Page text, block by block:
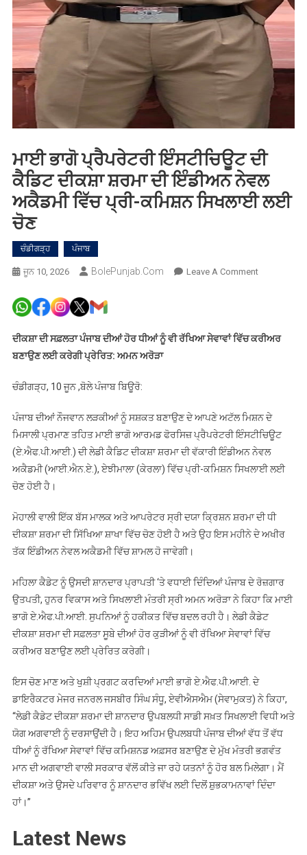
ਮਾਈ ਭਾਗੋ ਪ੍ਰੈਪਰੇਟਰੀ ਇੰਸਟੀਚਿਊਟ ਦੀ
ਕੈਡਿਟ ਦੀਕਸ਼ਾ ਸ਼ਰਮਾ ਦੀ ਇੰਡੀਅਨ ਨੇਵਲ
ਅਕੈਡਮੀ ਵਿੱਚ ਪ੍ਰੀ-ਕਮਿਸ਼ਨ ਸਿਖਲਾਈ ਲਈ
ਚੋਣ
ਚੰਡੀਗੜ੍ਹ ਪੰਜਾਬ
ਜੂਨ 10, 2026 BolePunjab.com Leave A CommentOn
ਇੰਸਟੀਚਿਊਟ
ਦੀ
ਇੰਡੀਅਨ
ਸਿਖਲਾਈ
ਲਈ
ਦੀਕਸ਼ਾ ਦੀ ਸਫ਼ਲਤਾ ਪੰਜਾਬ ਦੀਆਂ ਹੋਰ ਧੀਆਂ ਨੂੰ ਵੀ ਰੱਖਿਆ ਸੇਵਾਵਾਂ ਵਿੱਚ ਕਰੀਅਰ
ਬਣਾਉਣ ਲਈ ਕਰੇਗੀ ਪ੍ਰੇਰਿਤ: ਅਮਨ ਅਰੋੜਾ
ਚੰਡੀਗੜ੍ਹ, 10 ਜੂਨ ,ਬੋਲੇ ਪੰਜਾਬ ਬਿਊਰੋ:
ਪੰਜਾਬ ਦੀਆਂ ਨੌਜਵਾਨ ਲੜਕੀਆਂ ਨੂੰ ਸਸ਼ਕਤ ਬਣਾਉਣ ਦੇ ਆਪਣੇ ਅਟੱਲ ਮਿਸ਼ਨ ਦੇ
ਮਿਸਾਲੀ ਪ੍ਰਮਾਣ ਤਹਿਤ ਮਾਈ ਭਾਗੋ ਆਰਮਡ ਫੋਰਸਿਜ਼ ਪ੍ਰੈਪਰੇਟਰੀ ਇੰਸਟੀਚਿਊਟ
(ਏ.ਐਫ.ਪੀ.ਆਈ.) ਦੀ ਲੇਡੀ ਕੈਡਿਟ ਦੀਕਸ਼ਾ ਸ਼ਰਮਾ ਦੀ ਵੱਕਾਰੀ ਇੰਡੀਅਨ ਨੇਵਲ
ਅਕੈਡਮੀ (ਆਈ.ਐਨ.ਏ.), ਏਝੀਮਾਲਾ (ਕੇਰਲਾ) ਵਿੱਚ ਪ੍ਰੀ-ਕਮਿਸ਼ਨ ਸਿਖਲਾਈ ਲਈ
ਚੋਣ ਹੋਈ ਹੈ।
ਮੋਹਾਲੀ ਵਾਲੀ ਇੱਕ ਬੱਸ ਮਾਲਕ ਅਤੇ ਆਪਰੇਟਰ ਸ੍ਰੀ ਦਯਾ ਕ੍ਰਿਸ਼ਨ ਸ਼ਰਮਾ ਦੀ ਧੀ
ਦੀਕਸ਼ਾ ਸ਼ਰਮਾ ਦੀ ਸਿੱਖਿਆ ਸ਼ਾਖਾ ਵਿੱਚ ਚੋਣ ਹੋਈ ਹੈ ਅਤੇ ਉਹ ਇਸ ਮਹੀਨੇ ਦੇ ਅਖੀਰ
ਤੱਕ ਇੰਡੀਅਨ ਨੇਵਲ ਅਕੈਡਮੀ ਵਿੱਚ ਸ਼ਾਮਲ ਹੋ ਜਾਵੇਗੀ।
ਮਹਿਲਾ ਕੈਡੇਟ ਨੂੰ ਉਸਦੀ ਸ਼ਾਨਦਾਰ ਪ੍ਰਾਪਤੀ ‘ਤੇ ਵਧਾਈ ਦਿੰਦਿਆਂ ਪੰਜਾਬ ਦੇ ਰੋਜ਼ਗਾਰ
ਉਤਪਤੀ, ਹੁਨਰ ਵਿਕਾਸ ਅਤੇ ਸਿਖਲਾਈ ਮੰਤਰੀ ਸ੍ਰੀ ਅਮਨ ਅਰੋੜਾ ਨੇ ਕਿਹਾ ਕਿ ਮਾਈ
ਭਾਗੋ ਏ.ਐਫ.ਪੀ.ਆਈ. ਸੁਪਨਿਆਂ ਨੂੰ ਹਕੀਕਤ ਵਿੱਚ ਬਦਲ ਰਹੀ ਹੈ। ਲੇਡੀ ਕੈਡੇਟ
ਦੀਕਸ਼ਾ ਸ਼ਰਮਾ ਦੀ ਸਫ਼ਲਤਾ ਸੂਬੇ ਦੀਆਂ ਹੋਰ ਕੁੜੀਆਂ ਨੂੰ ਵੀ ਰੱਖਿਆ ਸੇਵਾਵਾਂ ਵਿੱਚ
ਕਰੀਅਰ ਬਣਾਉਣ ਲਈ ਪ੍ਰੇਰਿਤ ਕਰੇਗੀ।
ਇਸ ਚੋਣ ਮਾਣ ਅਤੇ ਖੁਸ਼ੀ ਪ੍ਰਗਟ ਕਰਦਿਆਂ ਮਾਈ ਭਾਗੋ ਏ.ਐਫ.ਪੀ.ਆਈ. ਦੇ
ਡਾਇਰੈਕਟਰ ਮੇਜਰ ਜਨਰਲ ਜਸਬੀਰ ਸਿੰਘ ਸੰਧੂ, ਏਵੀਐਸਐਮ (ਸੇਵਾਮੁਕਤ) ਨੇ ਕਿਹਾ,
“ਲੇਡੀ ਕੈਡੇਟ ਦੀਕਸ਼ਾ ਸ਼ਰਮਾ ਦੀ ਸ਼ਾਨਦਾਰ ਉਪਬਲਧੀ ਸਾਡੀ ਸਖ਼ਤ ਸਿਖਲਾਈ ਵਿਧੀ ਅਤੇ
ਯੋਗ ਅਗਵਾਈ ਨੂੰ ਦਰਸਾਉਂਦੀ ਹੈ। ਇਹ ਅਹਿਮ ਉਪਲਬਧੀ ਪੰਜਾਬ ਦੀਆਂ ਵੱਧ ਤੋਂ ਵੱਧ
ਧੀਆਂ ਨੂੰ ਰੱਖਿਆ ਸੇਵਾਵਾਂ ਵਿੱਚ ਕਮਿਸ਼ਨਡ ਅਫ਼ਸਰ ਬਣਾਉਣ ਦੇ ਮੁੱਖ ਮੰਤਰੀ ਭਗਵੰਤ
ਮਾਨ ਦੀ ਅਗਵਾਈ ਵਾਲੀ ਸਰਕਾਰ ਵੱਲੋਂ ਕੀਤੇ ਜਾ ਰਹੇ ਯਤਨਾਂ ਨੂੰ ਹੋਰ ਬਲ ਮਿਲੇਗਾ। ਮੈਂ
ਦੀਕਸ਼ਾ ਅਤੇ ਉਸਦੇ ਪਰਿਵਾਰ ਨੂੰ ਸ਼ਾਨਦਾਰ ਭਵਿੱਖ ਲਈ ਦਿਲੋਂ ਸ਼ੁਭਕਾਮਨਾਵਾਂ ਦਿੰਦਾ
ਹਾਂ।”
Latest News